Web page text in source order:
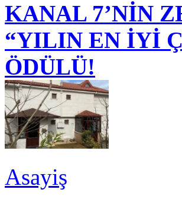
KANAL 7’NİN
“YILIN EN İYİ
ÖDÜLÜ!
Asayiş